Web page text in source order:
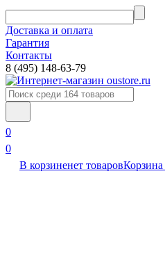
Доставка и оплата
Гарантия
Контакты​
8 (495) 148-63-79
0
0
В корзиненет товаровКорзина